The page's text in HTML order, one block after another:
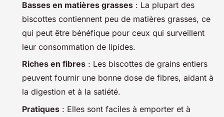
Basses en matières grasses : La plupart des
biscottes contiennent peu de matières grasses, ce
qui peut être bénéfique pour ceux qui surveillent
leur consommation de lipides.
Riches en fibres : Les biscottes de grains entiers
peuvent fournir une bonne dose de fibres, aidant à
la digestion et à la satiété.
Pratiques : Elles sont faciles à emporter et à